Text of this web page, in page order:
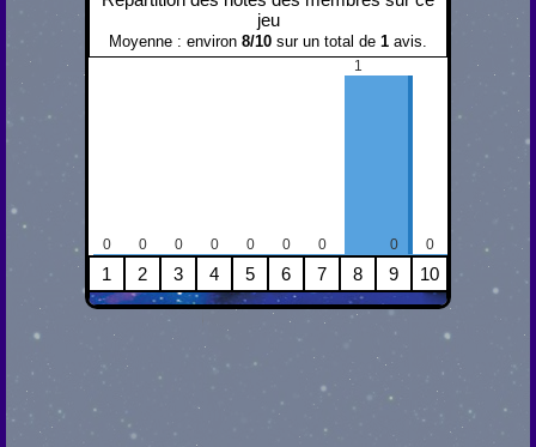
jeu
Moyenne : environ 8/10 sur un total de 1 avis.
0 0 0 0 0 0 0
1
0 0
1 2 3 4 5 6 7 8 9 10